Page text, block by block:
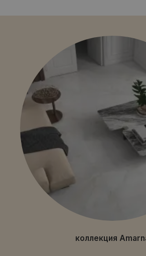
коллекция